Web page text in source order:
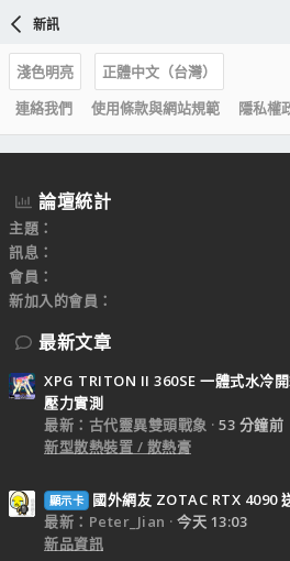
新訊
淺色明亮
正體中文（台灣）
連絡我們
使用條款與網站規範 隱私權
論壇統計
主題
訊息
會員
新加入的會員
最新文章
XPG TRITON II 360SE 一體式水冷
壓力實測
最新：古代靈異雙頭戰象
53 分鐘前
新型散熱裝置 / 散熱膏
顯示卡
國外網友 ZOTAC RTX 4090
最新：Peter_Jian
今天 13:03
新品資訊